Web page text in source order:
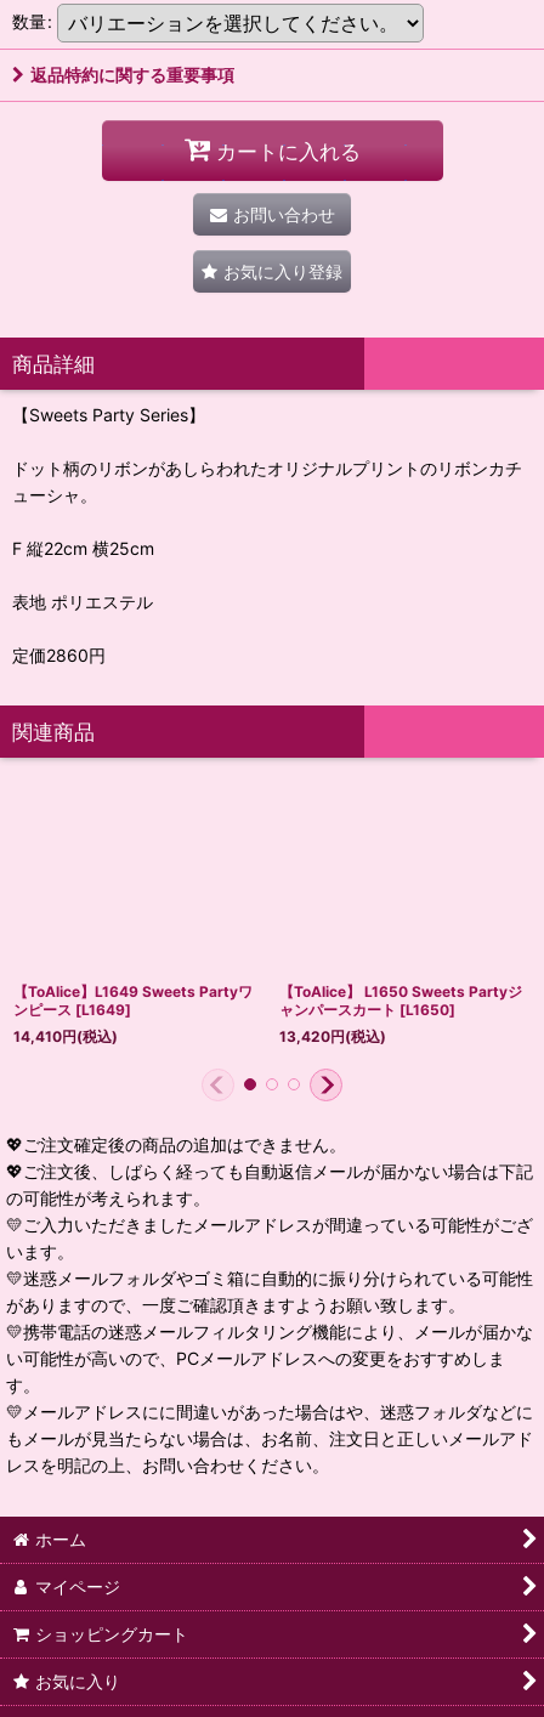
数量:
返品特約に関する重要事項
カートに入れる
お問い合わせ
お気に入り登録
商品詳細
【Sweets Party Series】
ドット柄のリボンがあしらわれたオリジナルプリントのリボンカチ
ューシャ。
F 縦22cm 横25cm
表地 ポリエステル
定価2860円
関連商品
【ToAlice】L1649 Sweets Partyワ
ンピース [L1649]
14,410円(税込)
【ToAlice】 L1650 Sweets Partyジ
ャンパースカート [L1650]
13,420円(税込)
💖ご注文確定後の商品の追加はできません。
💖ご注文後、しばらく経っても自動返信メールが届かない場合は下記
の可能性が考えられます。
💛ご入力いただきましたメールアドレスが間違っている可能性がござ
います。
💛迷惑メールフォルダやゴミ箱に自動的に振り分けられている可能性
がありますので、一度ご確認頂きますようお願い致します。
💛携帯電話の迷惑メールフィルタリング機能により、メールが届かな
い可能性が高いので、PCメールアドレスへの変更をおすすめしま
す。
💛メールアドレスにに間違いがあった場合はや、迷惑フォルダなどに
もメールが見当たらない場合は、お名前、注文日と正しいメールアド
レスを明記の上、お問い合わせください。
ホーム
マイページ
ショッピングカート
お気に入り